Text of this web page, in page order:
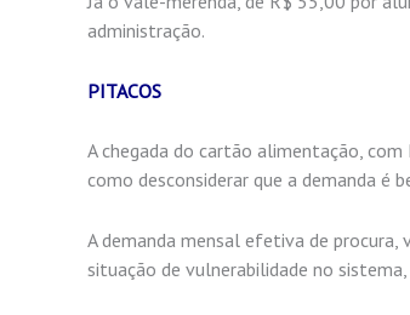
administração.
PITACOS
A chegada do cartão alimentação,
como desconsiderar que a demanda é
A demanda mensal efetiva de procura,
situação de vulnerabilidade no